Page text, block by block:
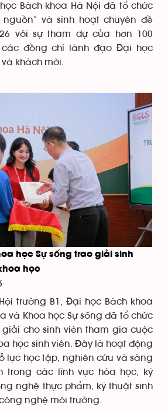
Bách khoa Hà Nội đã tổ chức
nguồn” và sinh hoạt chuyên đề
với sự tham dự của hơn 100
đồng chí lãnh đạo Đại học
khách mời.
học Sự sống trao giải sinh
học
trường B1, Đại học Bách khoa
và Khoa học Sự sống đã tổ chức
cho sinh viên tham gia cuộc
học sinh viên. Đây là hoạt động
lực học tập, nghiên cứu và sáng
trong các lĩnh vực hóa học, kỹ
nghệ thực phẩm, kỹ thuật sinh
nghệ môi trường.